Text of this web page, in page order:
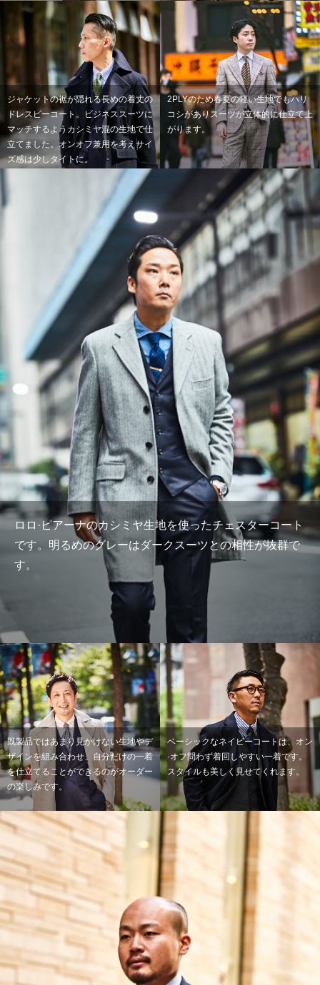
ジャケットの裾が隠れる長めの着丈の
ドレスピーコート。ビジネススーツに
マッチするようカシミヤ混の生地で仕
立てました。オンオフ兼用を考えサイ
ズ感は少しタイトに。
2PLYのため春夏の軽い生地でもハリ
コシがありスーツが立体的に仕立て上
がります。
ロロ·ピアーナのカシミヤ生地を使ったチェスターコート
です。明るめのグレーはダークスーツとの相性が抜群で
す。
既製品ではあまり見かけない生地やデ
ザインを組み合わせ、自分だけの一着
を仕立てることができるのがオーダー
の楽しみです。
ベーシックなネイビーコートは、オン
·オフ問わず着回しやすい一着です。
スタイルも美しく見せてくれます。